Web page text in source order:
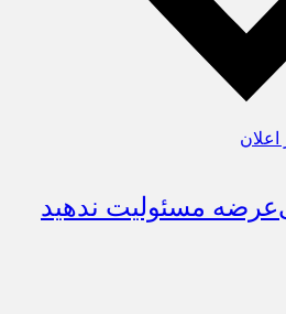
اعلان
مسئولیت ندهید